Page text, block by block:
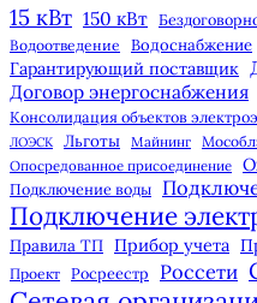
15 кВт 150 кВт
Водоотведение Водоснабжение
Гарантирующий поставщик
Договор энергоснабжения
Консолидация объектов
ЛОЭСК Льготы Майнинг
Опосредованное присоединение
Подключение воды
Подключение
Правила ТП Прибор учета
Проект Росреестр Россети